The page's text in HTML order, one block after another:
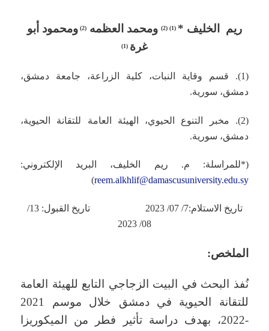
ريم الخليف *
(1) (
2
) ومحمد العظمه (2) ومحمود أبو
غر ة (
1
)
(1). قسم وقاية النبات، كلية الزراعة، جامعة دمشق،
دمشق، سورية.
(2). مخبر التنوع الحيوي، الهيئة العامة للتقانة الحيوية،
دمشق، سورية.
(*للمراسلة: م. ريم الخليف، البريد الإلكتروني:
reem.alkhlif@damascusuniversity.edu.sy
)
تاريخ الاستلام:7/ 07/ 2023 تاريخ القبول: 13/
08/ 2023
الملخص:
نُفذ البحث في البيت الزجاجي التابع للهيئة العامة
للتقانة الحيوية في دمشق خلال موسم 2021
-2022، بهدف دراسة تأثير فطر من الميكوريزا